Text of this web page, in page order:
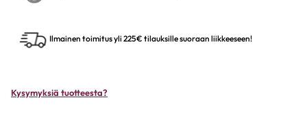
Ilmainen toimitus yli 225€ tilauksille suoraan liikkeeseen!
Kysymyksiä tuotteesta?